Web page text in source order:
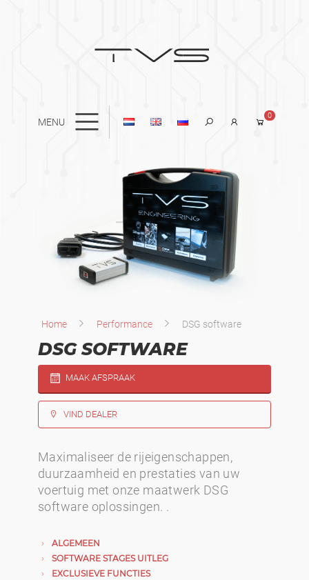
MENU
0
Home Performance DSG software
DSG SOFTWARE
MAAK AFSPRAAK
VIND DEALER
Maximaliseer de rijeigenschappen,
duurzaamheid en prestaties van uw
voertuig met onze maatwerk DSG
software oplossingen. .
ALGEMEEN
SOFTWARE STAGES UITLEG
EXCLUSIEVE FUNCTIES